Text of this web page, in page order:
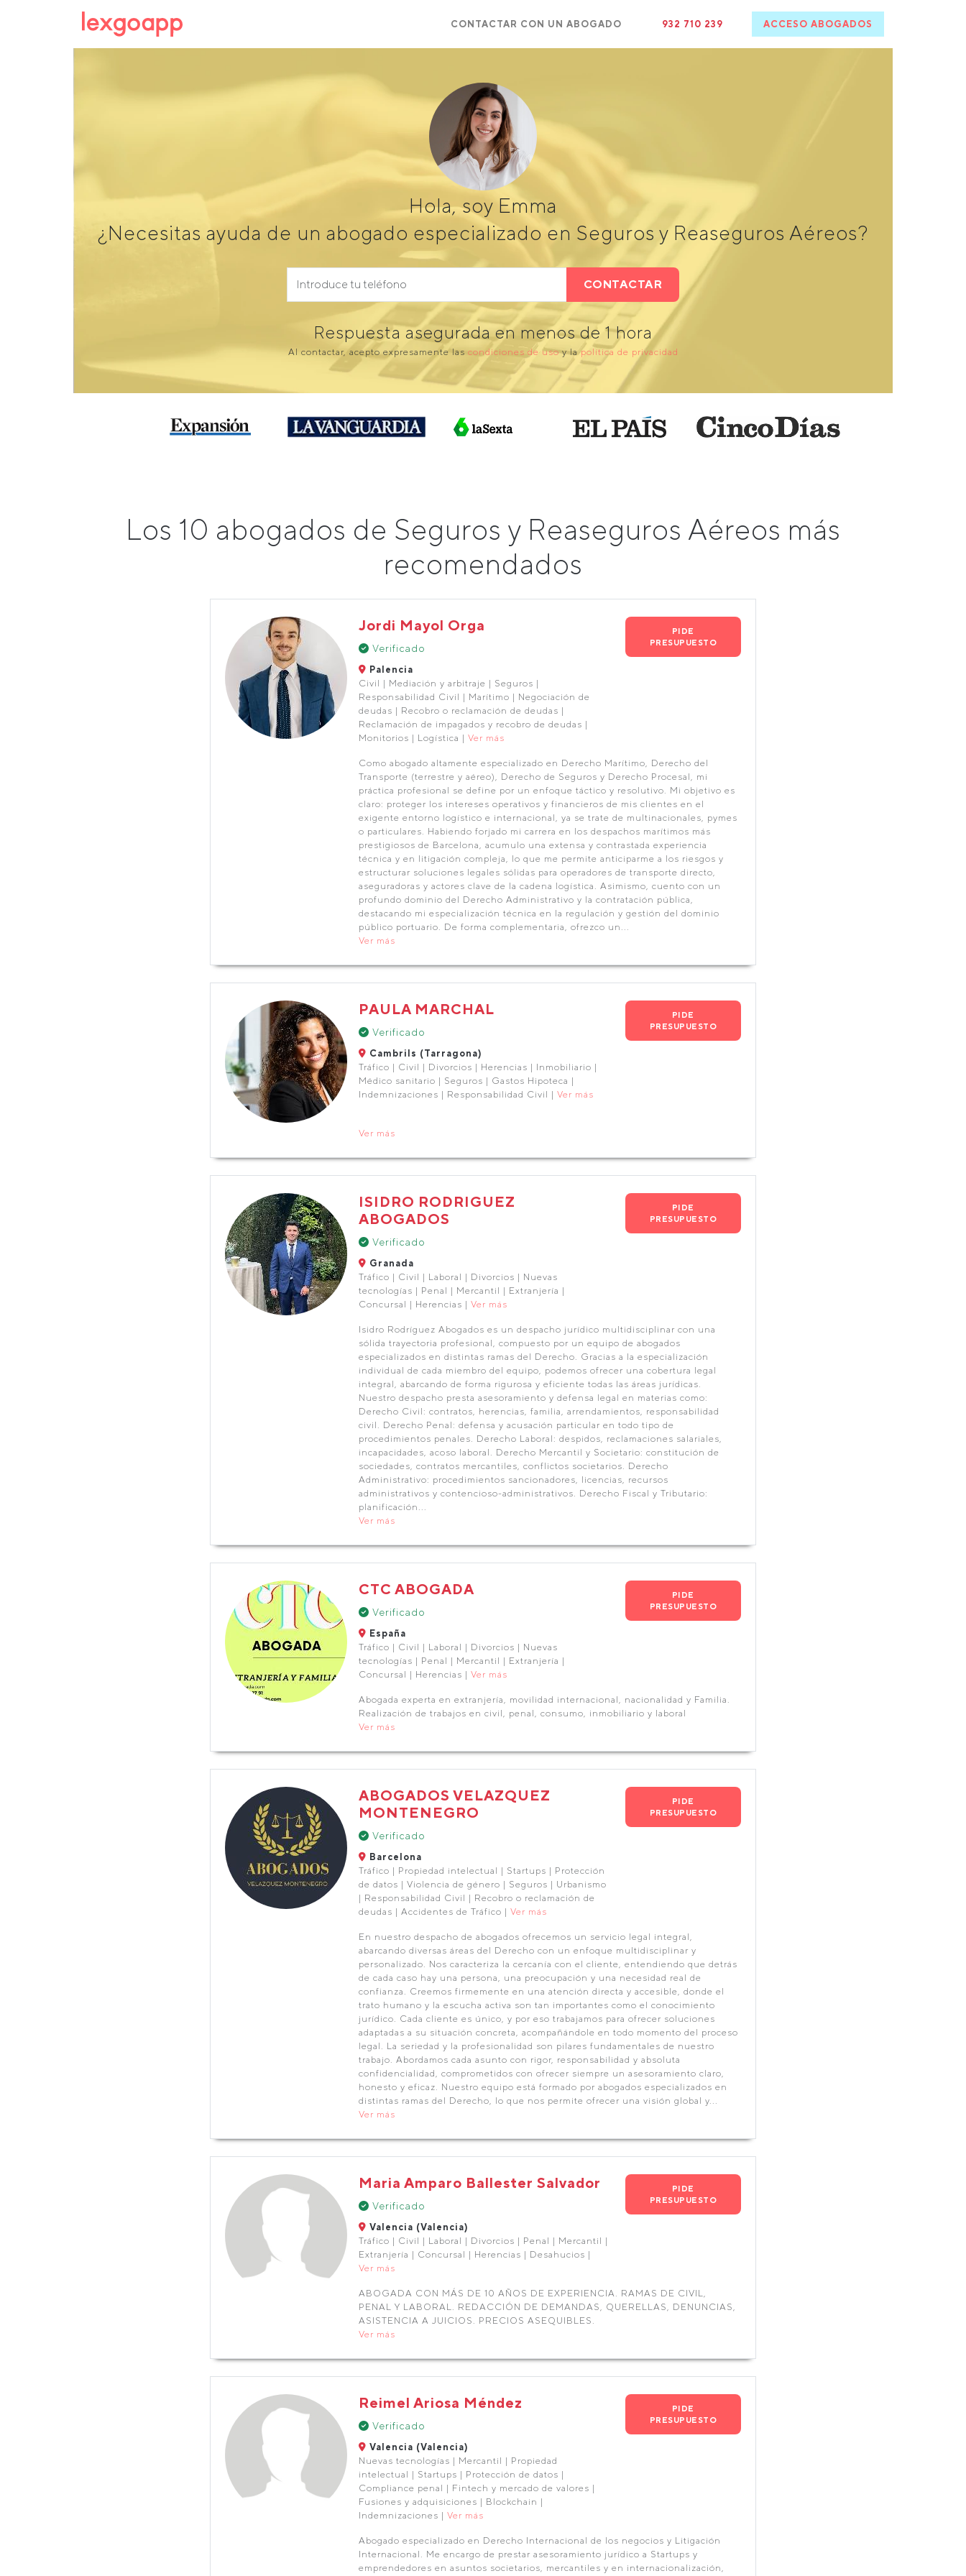
CONTACTAR CON UN ABOGADO 932 710 239 ACCESO ABOGADOS
Hola, soy Emma
¿Necesitas ayuda de un abogado especializado en Seguros y Reaseguros Aéreos?
CONTACTAR
Respuesta asegurada en menos de 1 hora
Al contactar, acepto expresamente las condiciones de usoy lapolítica de privacidad
Los 10 abogados de Seguros y Reaseguros Aéreos más
recomendados
Jordi Mayol Orga
Verificado
Palencia
Civil | Mediación y arbitraje | Seguros |
Responsabilidad Civil | Marítimo | Negociación de
deudas | Recobro o reclamación de deudas |
Reclamación de impagados y recobro de deudas |
Monitorios | Logística | Ver más
PIDE
PRESUPUESTO
Como abogado altamente especializado en Derecho Marítimo, Derecho del
Transporte (terrestre y aéreo), Derecho de Seguros y Derecho Procesal, mi
práctica profesional se define por un enfoque táctico y resolutivo. Mi objetivo es
claro: proteger los intereses operativos y financieros de mis clientes en el
exigente entorno logístico e internacional, ya se trate de multinacionales, pymes
o particulares. Habiendo forjado mi carrera en los despachos marítimos más
prestigiosos de Barcelona, acumulo una extensa y contrastada experiencia
técnica y en litigación compleja, lo que me permite anticiparme a los riesgos y
estructurar soluciones legales sólidas para operadores de transporte directo,
aseguradoras y actores clave de la cadena logística. Asimismo, cuento con un
profundo dominio del Derecho Administrativo y la contratación pública,
destacando mi especialización técnica en la regulación y gestión del dominio
público portuario. De forma complementaria, ofrezco un...
Ver más
PAULA MARCHAL
Verificado
Cambrils (Tarragona)
Tráfico | Civil | Divorcios | Herencias | Inmobiliario |
Médico sanitario | Seguros | Gastos Hipoteca |
Indemnizaciones | Responsabilidad Civil | Ver más
PIDE
PRESUPUESTO
Ver más
ISIDRO RODRIGUEZ
ABOGADOS
Verificado
Granada
Tráfico | Civil | Laboral | Divorcios | Nuevas
tecnologías | Penal | Mercantil | Extranjería |
Concursal | Herencias | Ver más
PIDE
PRESUPUESTO
Isidro Rodríguez Abogados es un despacho jurídico multidisciplinar con una
sólida trayectoria profesional, compuesto por un equipo de abogados
especializados en distintas ramas del Derecho. Gracias a la especialización
individual de cada miembro del equipo, podemos ofrecer una cobertura legal
integral, abarcando de forma rigurosa y eficiente todas las áreas jurídicas.
Nuestro despacho presta asesoramiento y defensa legal en materias como:
Derecho Civil: contratos, herencias, familia, arrendamientos, responsabilidad
civil. Derecho Penal: defensa y acusación particular en todo tipo de
procedimientos penales. Derecho Laboral: despidos, reclamaciones salariales,
incapacidades, acoso laboral. Derecho Mercantil y Societario: constitución de
sociedades, contratos mercantiles, conflictos societarios. Derecho
Administrativo: procedimientos sancionadores, licencias, recursos
administrativos y contencioso-administrativos. Derecho Fiscal y Tributario:
planificación...
Ver más
CTC ABOGADA
Verificado
España
Tráfico | Civil | Laboral | Divorcios | Nuevas
tecnologías | Penal | Mercantil | Extranjería |
Concursal | Herencias | Ver más
PIDE
PRESUPUESTO
Abogada experta en extranjería, movilidad internacional, nacionalidad y Familia.
Realización de trabajos en civil, penal, consumo, inmobiliario y laboral
Ver más
ABOGADOS VELAZQUEZ
MONTENEGRO
Verificado
Barcelona
Tráfico | Propiedad intelectual | Startups | Protección
de datos | Violencia de género | Seguros | Urbanismo
| Responsabilidad Civil | Recobro o reclamación de
deudas | Accidentes de Tráfico | Ver más
PIDE
PRESUPUESTO
En nuestro despacho de abogados ofrecemos un servicio legal integral,
abarcando diversas áreas del Derecho con un enfoque multidisciplinar y
personalizado. Nos caracteriza la cercanía con el cliente, entendiendo que detrás
de cada caso hay una persona, una preocupación y una necesidad real de
confianza. Creemos firmemente en una atención directa y accesible, donde el
trato humano y la escucha activa son tan importantes como el conocimiento
jurídico. Cada cliente es único, y por eso trabajamos para ofrecer soluciones
adaptadas a su situación concreta, acompañándole en todo momento del proceso
legal. La seriedad y la profesionalidad son pilares fundamentales de nuestro
trabajo. Abordamos cada asunto con rigor, responsabilidad y absoluta
confidencialidad, comprometidos con ofrecer siempre un asesoramiento claro,
honesto y eficaz. Nuestro equipo está formado por abogados especializados en
distintas ramas del Derecho, lo que nos permite ofrecer una visión global y...
Ver más
Maria Amparo Ballester Salvador
Verificado
Valencia (Valencia)
Tráfico | Civil | Laboral | Divorcios | Penal | Mercantil |
Extranjería | Concursal | Herencias | Desahucios |
Ver más
PIDE
PRESUPUESTO
ABOGADA CON MÁS DE 10 AÑOS DE EXPERIENCIA. RAMAS DE CIVIL,
PENAL Y LABORAL. REDACCIÓN DE DEMANDAS, QUERELLAS, DENUNCIAS,
ASISTENCIA A JUICIOS. PRECIOS ASEQUIBLES.
Ver más
Reimel Ariosa Méndez
Verificado
Valencia (Valencia)
Nuevas tecnologías | Mercantil | Propiedad
intelectual | Startups | Protección de datos |
Compliance penal | Fintech y mercado de valores |
Fusiones y adquisiciones | Blockchain |
Indemnizaciones | Ver más
PIDE
PRESUPUESTO
Abogado especializado en Derecho Internacional de los negocios y Litigación
Internacional. Me encargo de prestar asesoramiento jurídico a Startups y
emprendedores en asuntos societarios, mercantiles y en internacionalización,